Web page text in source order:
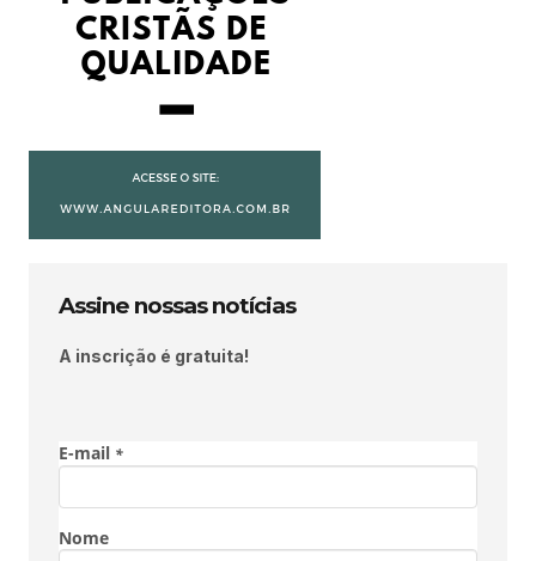
Assine nossas notícias
A inscrição é gratuita!